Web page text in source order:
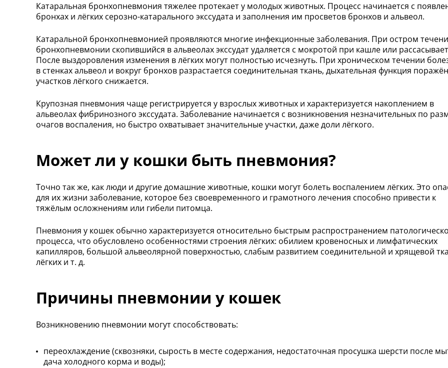
Катаральная бронхопневмония тяжелее протекает у молодых животных. Процесс начинается с
бронхах и лёгких серозно-катарального экссудата и заполнения им просветов бронхов и альвеол.
Катаральной бронхопневмонией проявляются многие инфекционные заболевания. При остром
бронхопневмонии скопившийся в альвеолах экссудат удаляется с мокротой при кашле или
После выздоровления изменения в лёгких могут полностью исчезнуть. При хроническом течении
в стенках альвеол и вокруг бронхов разрастается соединительная ткань, дыхательная функция
участков лёгкого снижается.
Крупозная пневмония чаще регистрируется у взрослых животных и характеризуется накоплением в
альвеолах фибринозного экссудата. Заболевание начинается с возникновения незначительных по
очагов воспаления, но быстро охватывает значительные участки, даже доли лёгкого.
Может ли у кошки быть пневмония?
Точно так же, как люди и другие домашние животные, кошки могут болеть воспалением лёгких. Это
для их жизни заболевание, которое без своевременного и грамотного лечения способно привести к
тяжёлым осложнениям или гибели питомца.
Пневмония у кошек обычно характеризуется относительно быстрым распространением
процесса, что обусловлено особенностями строения лёгких: обилием кровеносных и лимфатических
капилляров, большой альвеолярной поверхностью, слабым развитием соединительной и хрящевой
лёгких и т. д.
Причины пневмонии у кошек
Возникновению пневмонии могут способствовать:
переохлаждение (сквозняки, сырость в месте содержания, недостаточная просушка шерсти после
дача холодного корма и воды);